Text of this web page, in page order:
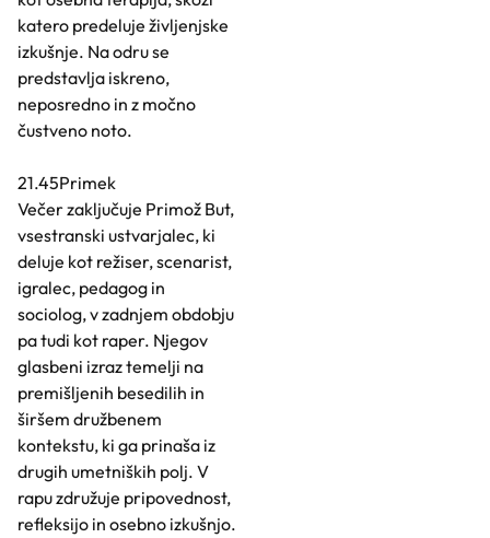
katero predeluje življenjske
izkušnje. Na odru se
predstavlja iskreno,
neposredno in z močno
čustveno noto.
21.45Primek
Večer zaključuje Primož But,
vsestranski ustvarjalec, ki
deluje kot režiser, scenarist,
igralec, pedagog in
sociolog, v zadnjem obdobju
pa tudi kot raper. Njegov
glasbeni izraz temelji na
premišljenih besedilih in
širšem družbenem
kontekstu, ki ga prinaša iz
drugih umetniških polj. V
rapu združuje pripovednost,
refleksijo in osebno izkušnjo.